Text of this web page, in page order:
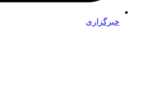
خبرگزاری